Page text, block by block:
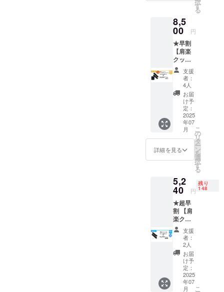
ション
本体1個
・送料
込み ・
カ
ラー：
ブラッ
品概要
につい
て】 肩
楽クッ
ション
・商品
サイズ/
重量：
85×15×
材：
TPU+LY
CRA ・
取扱説
明書：
有 ・保
証 1年
バック
エア
クッ
ション
・商品
サイズ/
重量：
・
F→7,40
0円(税
込) ・
100個限
定 ・肩
楽クッ
ション
本体1
個/バッ
クエア
クッ
ション
本体1個
・送料
込み ・
カ
ラー：
につい
て】 肩
楽クッ
ション
・商品
サイズ/
重量：
85×15×
335
㎜/216
ｇ ・素
材：
TPU+LY
CRA ・
す
る
8,5
00 円
★早割
【肩楽
クッ
ション
とバッ
クエア
クッ
ション
セッ
ト】 ・
一般販
売予定
価格：
11,330
円(税込)
・
F→8,50
0円(税
込) ・肩
楽クッ
ション
本体1
個/バッ
クエア
クッ
ション
本体1個
・送料
込み ・
支援
者：
4人
お届
け予
定：
2025
年07
月
詳細を見る
こ
の
リ
タ
ー
ン
を
選
択
す
る
5,2
40 円
残り
148
★超早
割 【肩
楽クッ
ショ
ン】 ・
一般販
売予定
価格：
7,480円
(税込)
支援
者：
2人
お届
け予
定：
2025
年07
月
こ